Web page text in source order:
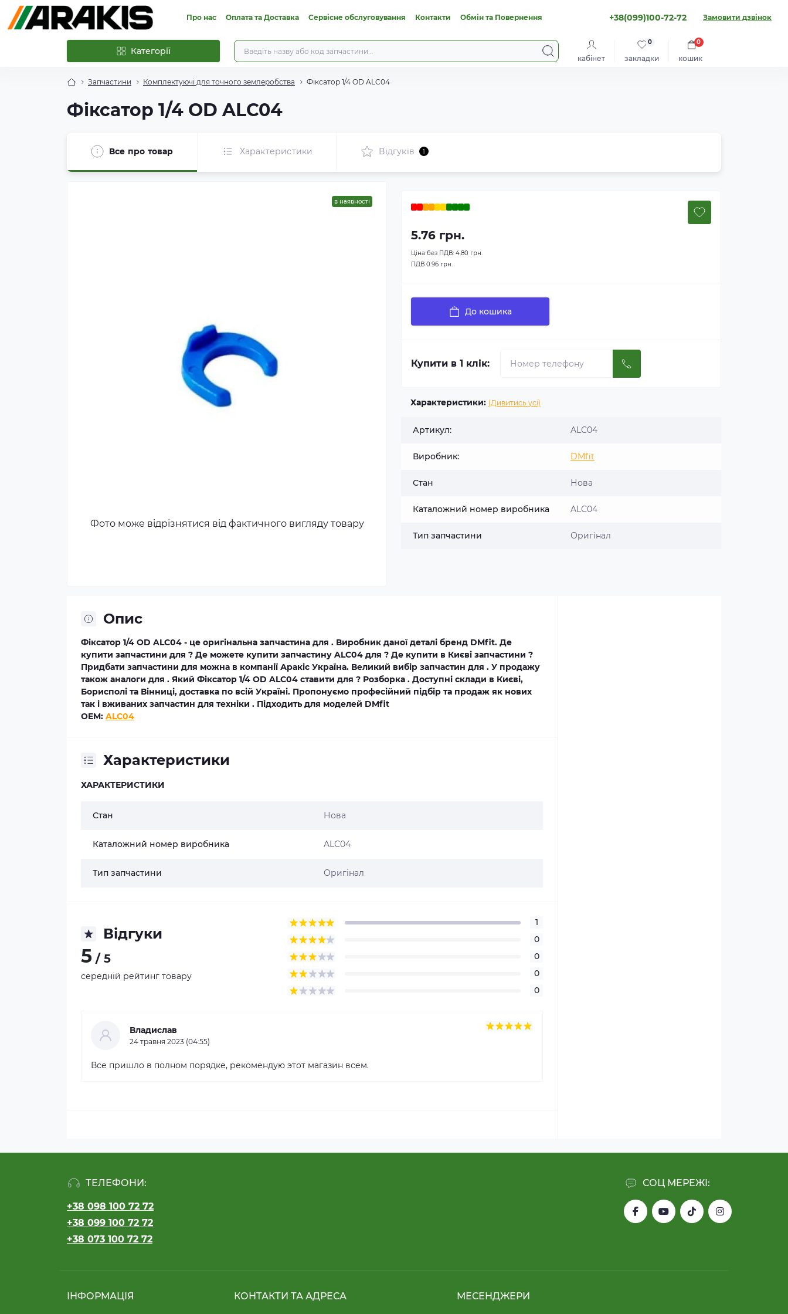
Про нас Оплата та Доставка Сервісне обслуговування Контакти Обмін та Повернення +38(099)100-72-72 Замовити дзвінок
Категорії
кабінет закладки
0
кошик
0
Запчастини Комплектуючі для точного землеробства Фіксатор 1/4 OD ALC04
Фіксатор 1/4 OD ALC04
Все про товар Характеристики Відгуків 1
в наявності
Фото може відрізнятися від фактичного вигляду товару
5.76 грн.
Ціна без ПДВ: 4.80 грн.
ПДВ 0.96 грн.
До кошика
Купити в 1 клік:
Характеристики: (Дивитись усі)
Артикул: ALC04
Виробник: DMfit
Стан Нова
Каталожний номер виробника ALC04
Тип запчастини Оригінал
Опис
Фіксатор 1/4 OD ALC04 - це оригінальна запчастина для . Виробник даної деталі бренд DMfit. Де
купити запчастини для ? Де можете купити запчастину ALC04 для ? Де купити в Києві запчастини ?
Придбати запчастини для можна в компанії Аракіс Україна. Великий вибір запчастин для . У продажу
також аналоги для . Який Фіксатор 1/4 OD ALC04 ставити для ? Розборка . Доступні склади в Києві,
Борисполі та Вінниці, доставка по всій Україні. Пропонуємо професійний підбір та продаж як нових
так і вживаних запчастин для техніки . Підходить для моделей DMfit
OEM: ALC04
Характеристики
ХАРАКТЕРИСТИКИ
Стан Нова
Каталожний номер виробника ALC04
Тип запчастини Оригінал
Відгуки
5 / 5
середній рейтинг товару
1
0
0
0
0
Владислав
24 травня 2023 (04:55)
Все пришло в полном порядке, рекомендую этот магазин всем.
ТЕЛЕФОНИ:
+38 098 100 72 72
+38 099 100 72 72
+38 073 100 72 72
СОЦ МЕРЕЖІ:
ІНФОРМАЦІЯ КОНТАКТИ ТА АДРЕСА МЕСЕНДЖЕРИ